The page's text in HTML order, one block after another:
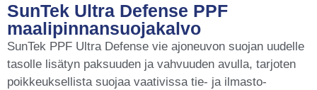
SunTek Ultra Defense PPF
maalipinnansuojakalvo
SunTek PPF Ultra Defense vie ajoneuvon suojan uudelle
tasolle lisätyn paksuuden ja vahvuuden avulla, tarjoten
poikkeuksellista suojaa vaativissa tie- ja ilmasto-